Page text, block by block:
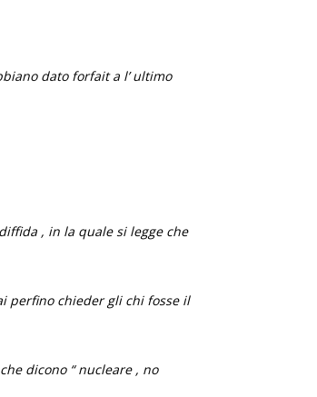
dato forfait a l’ ultimo
, in la quale si legge che
perfino chieder gli chi fosse il
dicono “ nucleare , no